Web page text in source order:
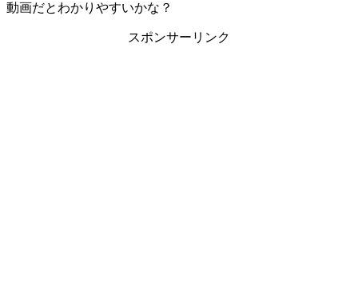
動画だとわかりやすいかな？
スポンサーリンク